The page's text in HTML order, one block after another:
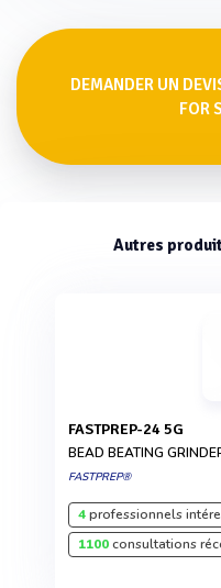
DEMANDER UN
FOR
Autres
FASTPREP-24 5G
BEAD BEATING
FASTPREP®
4professionnels
1100consultations